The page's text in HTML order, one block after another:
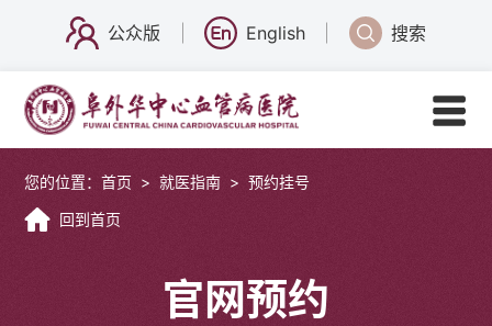
公众版 English 搜索
您的位置：首页 > 就医指南 > 预约挂号
回到首页
官网预约